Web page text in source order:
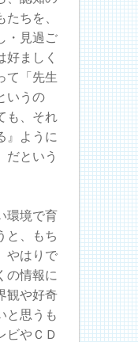
ちを、
・見過ご
好ましく
て「先生
いうの
も、それ
』ように
だという
環境で育
と、もち
やはりで
の情報に
観や好奇
と思うも
ビやＣＤ